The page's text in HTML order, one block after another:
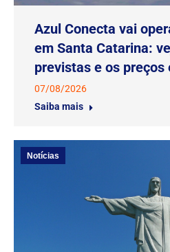
Azul Conecta vai
em Santa Catarina:
previstas e os preços
07/08/2026
Saiba mais
Notícias